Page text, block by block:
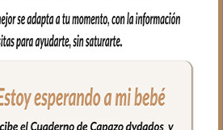
de doble carro al
las cositas de tu bebé
en el interior y